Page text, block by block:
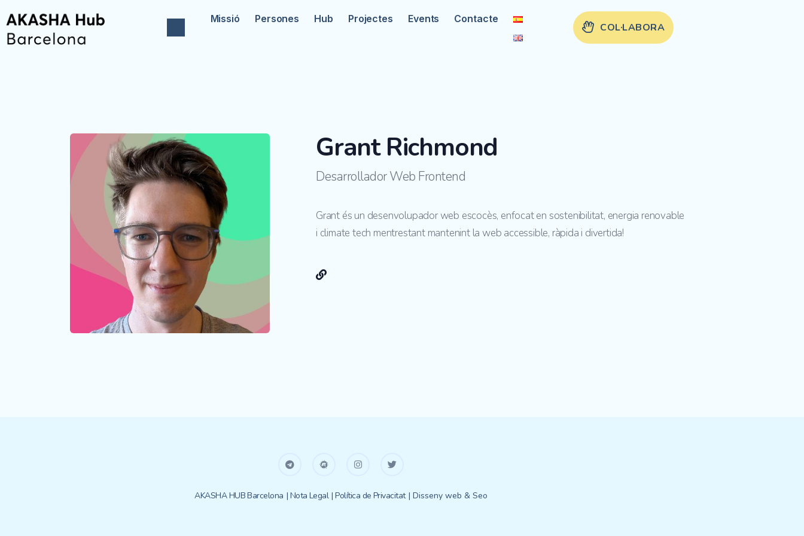
Missió Persones Hub Projectes Events Contacte
COL·LABORA
Grant Richmond
Desarrollador Web Frontend
Grant és un desenvolupador web escocès, enfocat en sostenibilitat, energia renovable
i climate tech mentrestant mantenint la web accessible, ràpida i divertida!
AKASHA HUB Barcelona | Nota Legal | Política de Privacitat | Disseny web & Seo